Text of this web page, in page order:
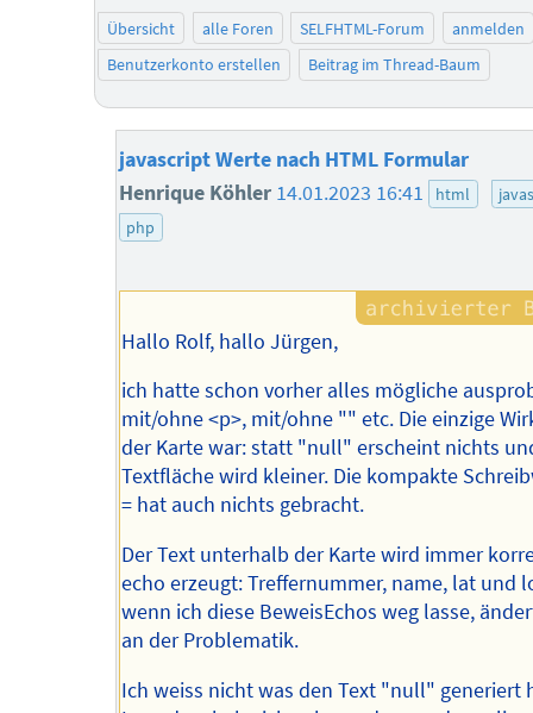
Übersicht alle Foren SELFHTML-Forum
anmelden
Benutzerkonto erstellen
Beitrag im Thread-Baum
javascript Werte nach HTML Formular
Henrique Köhler 14.01.2023 16:41 html
php
Hallo Rolf, hallo Jürgen,
ich hatte schon vorher alles mögliche
mit/ohne <p>, mit/ohne "" etc. Die einzige
der Karte war: statt "null" erscheint nichts
Textfläche wird kleiner. Die kompakte
= hat auch nichts gebracht.
Der Text unterhalb der Karte wird immer
echo erzeugt: Treffernummer, name, lat und
wenn ich diese BeweisEchos weg lasse,
an der Problematik.
Ich weiss nicht was den Text "null" generiert